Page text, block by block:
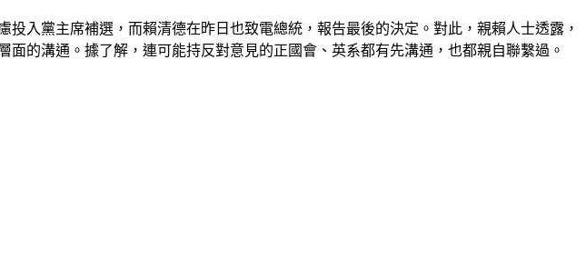
入黨主席補選，而賴清德在昨日也致電總統，報告最後的決定。對此，親賴人士透露，
的溝通。據了解，連可能持反對意見的正國會、英系都有先溝通，也都親自聯繫過。